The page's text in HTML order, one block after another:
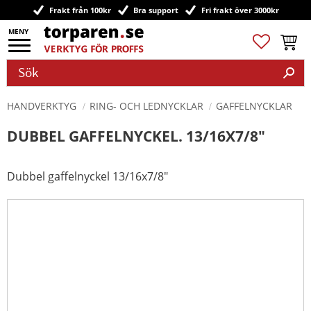
Meny
Frakt från 100kr Bra support Fri frakt över 3000kr
Favoriter
HANDVERKTYG RING- OCH LEDNYCKLAR GAFFELNYCKLAR
DUBBEL GAFFELNYCKEL. 13/16X7/8"
Dubbel gaffelnyckel 13/16x7/8"